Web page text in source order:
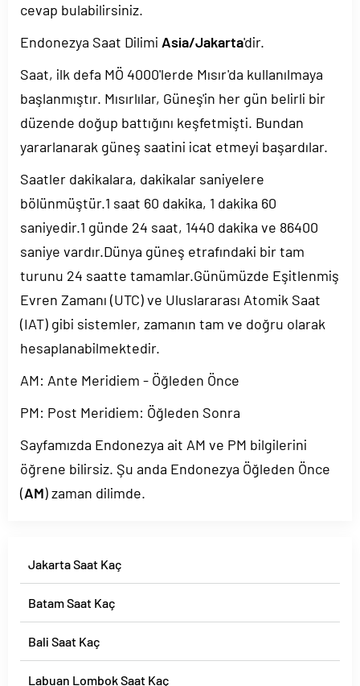
cevap bulabilirsiniz.
Endonezya Saat Dilimi Asia/Jakarta'dir.
Saat, ilk defa MÖ 4000'lerde Mısır'da kullanılmaya
başlanmıştır. Mısırlılar, Güneş'in her gün belirli bir
düzende doğup battığını keşfetmişti. Bundan
yararlanarak güneş saatini icat etmeyi başardılar.
Saatler dakikalara, dakikalar saniyelere
bölünmüştür.1 saat 60 dakika, 1 dakika 60
saniyedir.1 günde 24 saat, 1440 dakika ve 86400
saniye vardır.Dünya güneş etrafındaki bir tam
turunu 24 saatte tamamlar.Günümüzde Eşitlenmiş
Evren Zamanı (UTC) ve Uluslararası Atomik Saat
(IAT) gibi sistemler, zamanın tam ve doğru olarak
hesaplanabilmektedir.
AM: Ante Meridiem - Öğleden Önce
PM: Post Meridiem: Öğleden Sonra
Sayfamızda Endonezya ait AM ve PM bilgilerini
öğrene bilirsiz. Şu anda Endonezya Öğleden Önce
(AM) zaman dilimde.
Jakarta Saat Kaç
Batam Saat Kaç
Bali Saat Kaç
Labuan Lombok Saat Kaç